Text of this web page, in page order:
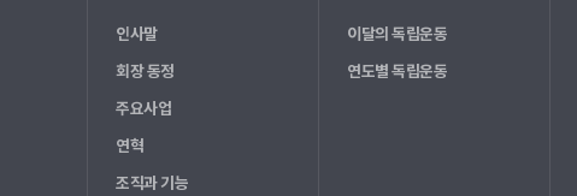
인사말
회장 동정
주요사업
연혁
조직과 기능
이달의 독립운동
연도별 독립운동